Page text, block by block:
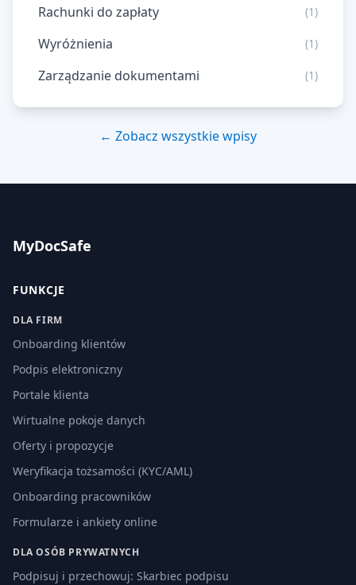
Rachunki do zapłaty (1)
Wyróżnienia (1)
Zarządzanie dokumentami (1)
← Zobacz wszystkie wpisy
MyDocSafe
FUNKCJE
DLA FIRM
Onboarding klientów
Podpis elektroniczny
Portale klienta
Wirtualne pokoje danych
Oferty i propozycje
Weryfikacja tożsamości (KYC/AML)
Onboarding pracowników
Formularze i ankiety online
DLA OSÓB PRYWATNYCH
Podpisuj i przechowuj: Skarbiec podpisu